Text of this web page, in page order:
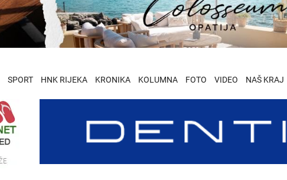
SPORT HNK RIJEKA KRONIKA KOLUMNA FOTO VIDEO NAŠ KRAJ